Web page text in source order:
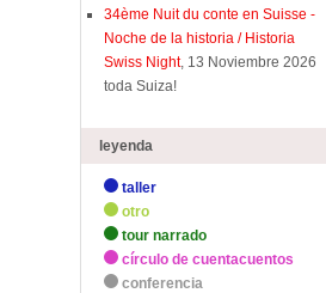
34ème Nuit du conte en Suisse -
Noche de la historia / Historia
Swiss Night, 13 Noviembre 2026
toda Suiza!
leyenda
taller
otro
tour narrado
círculo de cuentacuentos
conferencia